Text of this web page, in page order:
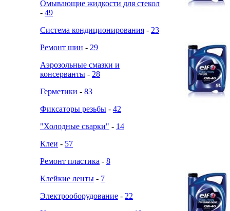
Омывающие жидкости для стекол
- 49
Система кондиционирования - 23
Ремонт шин - 29
Аэрозольные смазки и
консерванты - 28
Герметики - 83
Фиксаторы резьбы - 42
"Холодные сварки" - 14
Клеи - 57
Ремонт пластика - 8
Клейкие ленты - 7
Электрооборудование - 22